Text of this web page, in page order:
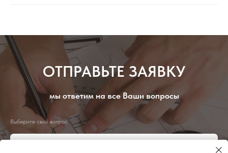
ОТПРАВЬТЕ ЗАЯВКУ
мы ответим на все Ваши вопросы
Выберите свой вопрос